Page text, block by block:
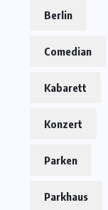
Berlin
Comedian
Kabarett
Konzert
Parken
Parkhaus